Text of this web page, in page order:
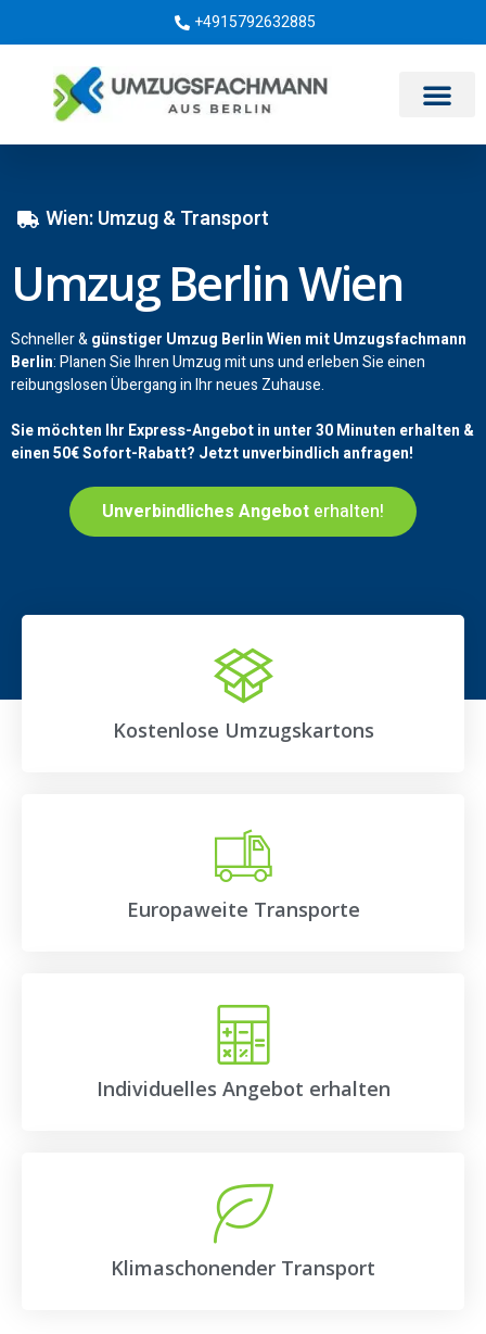
+4915792632885
Wien: Umzug & Transport
Umzug Berlin Wien
Schneller &günstiger Umzug Berlin Wien mit Umzugsfachmann
Berlin: Planen Sie Ihren Umzug mit uns und erleben Sie einen
reibungslosen Übergang in Ihr neues Zuhause.
Sie möchten Ihr Express-Angebot in unter 30 Minuten erhalten &
einen50€Sofort-Rabatt? Jetzt unverbindlich anfragen!
Unverbindliches Angebot erhalten!
Kostenlose Umzugskartons
Europaweite Transporte
Individuelles Angebot erhalten
Klimaschonender Transport